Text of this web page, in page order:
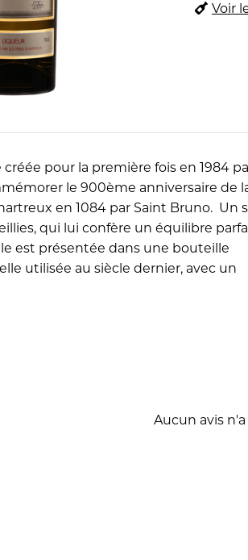
Voir
pour la première fois en 1984
le 900ème anniversaire de
en 1084 par Saint Bruno. Un
qui lui confère un équilibre
est présentée dans une bouteille
utilisée au siècle dernier, avec un
Aucun avis